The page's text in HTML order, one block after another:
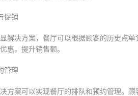
促销
解决方案，餐厅可以根据顾客的历史点
惠，提升销售额。
管理
方案可以实现餐厅的排队和预约管理。